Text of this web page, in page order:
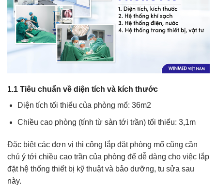
1.1 Tiêu chuẩn về diện tích và kích thước
Diện tích tối thiểu của phòng mổ: 36m2
Chiều cao phòng (tính từ sàn tới trần) tối thiểu: 3,1m
Đặc biệt các đơn vị thi công lắp đặt phòng mổ cũng cần
chú ý tới chiều cao trần của phòng để dễ dàng cho việc lắp
đặt hệ thống thiết bị kỹ thuật và bảo dưỡng, tu sửa sau
này.